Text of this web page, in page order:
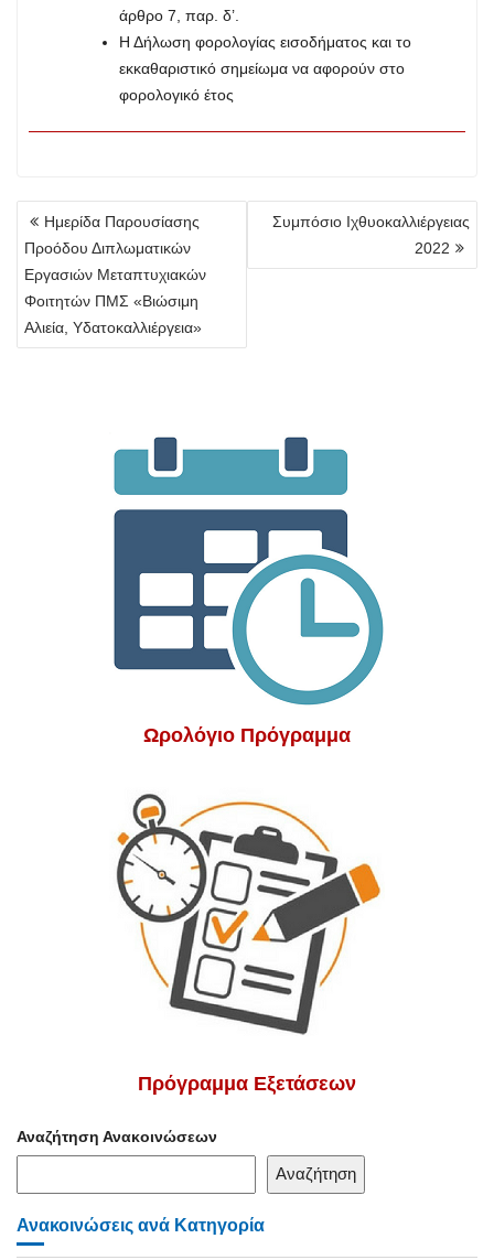
άρθρο 7, παρ. δ’.
Η Δήλωση φορολογίας εισοδήματος και το
εκκαθαριστικό σημείωμα να αφορούν στο
φορολογικό έτος
Πλοήγηση
άρθρων
Ημερίδα Παρουσίασης
Προόδου Διπλωματικών
Εργασιών Μεταπτυχιακών
Φοιτητών ΠΜΣ «Βιώσιμη
Αλιεία, Υδατοκαλλιέργεια»
Συμπόσιο Ιχθυοκαλλιέργειας
2022
Ωρολόγιο Πρόγραμμα
Πρόγραμμα Εξετάσεων
Αναζήτηση Ανακοινώσεων
Αναζήτηση
Ανακοινώσεις ανά Κατηγορία